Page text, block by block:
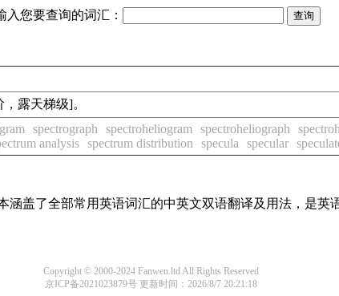
入您要查询的词汇：
露天梯级]。
spectrograph spectroheliogram spectroheliograph
analysis spectrum distribution specula specular
盖了全部常用英语词汇的中英文双语翻译及用法，是英
Copyright © 2000-2024 Fanwen.ltd All Rights Reserved
京ICP备2021023879号更新时间：2026/8/7 20:21:18